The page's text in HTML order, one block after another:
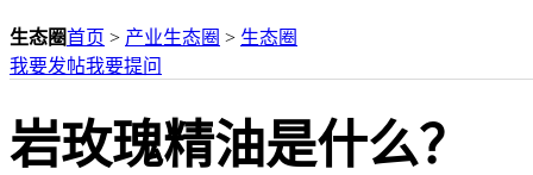
生态圈首页 > 产业生态圈 > 生态圈
我要发帖我要提问
岩玫瑰精油是什么？